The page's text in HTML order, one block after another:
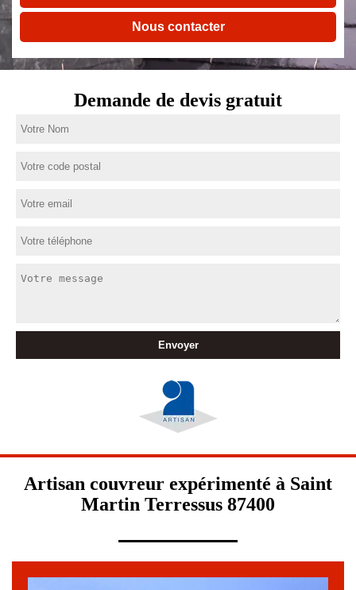
Nous contacter
Demande de devis gratuit
Artisan couvreur expérimenté à Saint
Martin Terressus 87400